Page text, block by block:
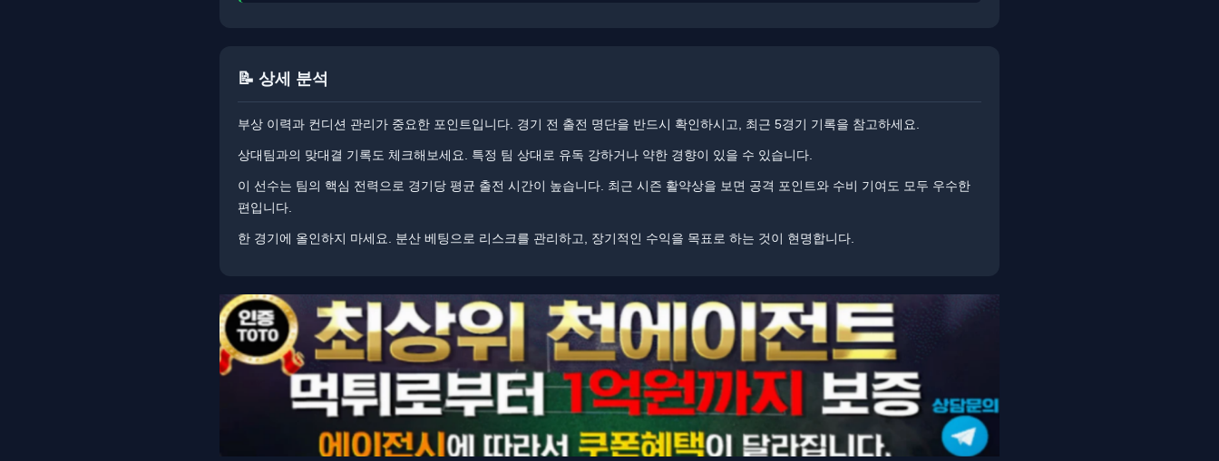
📝 상세 분석
부상 이력과 컨디션 관리가 중요한 포인트입니다. ​경기 전 출전 명단을 반드시 확인하시고, 최근 5경기 기록을 참고하세요.
상대팀과의 맞대결 기록도 체크해보세요. ​특정 팀 상대로 유독 강하거나 약한 경향이 있을 수 있습니다.
이 선수는 팀의 핵심 전력으로 경기당 평균 출전 시간이 높습니다. ​​최근 시즌 활약상을 보면 공격 포인트와 수비 기여도 모두 우수한
편입니다.
한 경기에 올인하지 마세요. ​​분산 베팅으로 리스크를 관리하고, 장기적인 수익을 목표로 하는 것이 현명합니다.